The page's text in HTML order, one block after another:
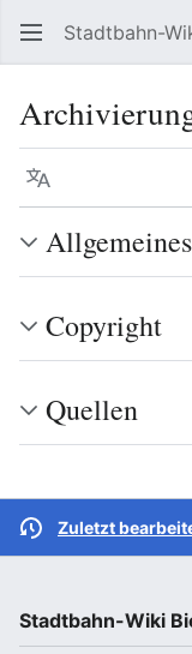
Stadtbahn-
Sprache
Allgemeines
Copyright
Quellen
Zuletzt
Stadtbahn-Wiki